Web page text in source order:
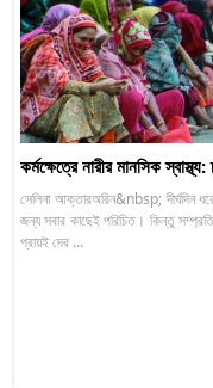
কর্মক্ষেত্রে নারীর মানসিক
সেলিনা আক্তারঅরিন&nbsp; দীর্ঘদিন
জন্য সবার কাছেই পরিচিত। কিন্তু
প্রায়ই দের ...